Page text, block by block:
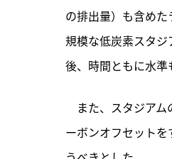
の排出量）も含め
規模な低炭素スタジ
後、時間ともに水準
また、スタジアム
ーボンオフセット